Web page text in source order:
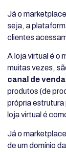
Já o
seja, a
clientes
A loja virtual é o
muitas vezes,
canal de
produtos (de
própria estrutura
loja virtual é
Já o
de um domínio